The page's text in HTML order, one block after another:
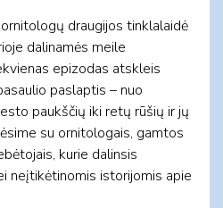
draugijos tinklalaidė
dalinamės meile
epizodas atskleis
paslaptis – nuo
paukščių iki retų rūšių ir jų
su ornitologais, gamtos
kurie dalinsis
neįtikėtinomis istorijomis apie